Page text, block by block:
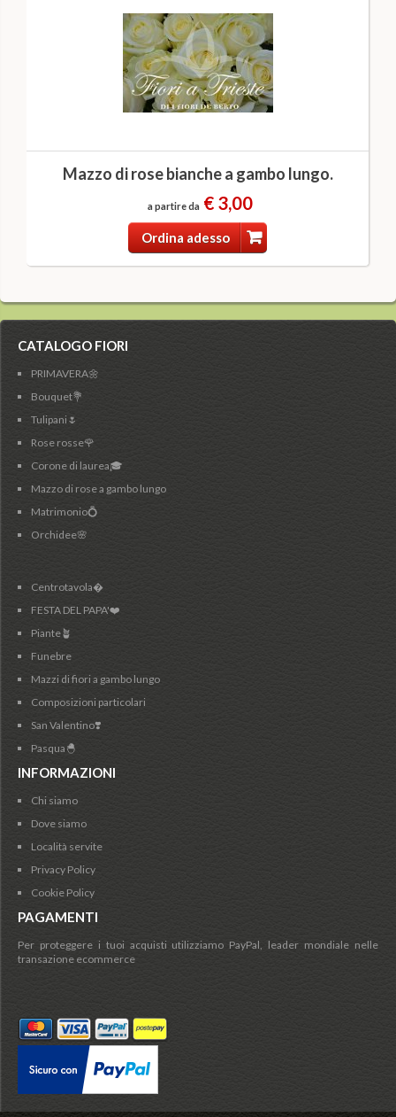
Mazzo di rose bianche a gambo lungo.
a partire da € 3,00
Ordina adesso
CATALOGO FIORI
PRIMAVERA🌼
Bouquet💐
Tulipani🌷
Rose rosse🌹
Corone di laurea🎓
Mazzo di rose a gambo lungo
Matrimonio💍
Orchidee🌸
Centrotavola�
FESTA DEL PAPA'❤️
Piante🪴
Funebre
Mazzi di fiori a gambo lungo
Composizioni particolari
San Valentino❣️
Pasqua🐣
INFORMAZIONI
Chi siamo
Dove siamo
Località servite
Privacy Policy
Cookie Policy
PAGAMENTI
Per proteggere i tuoi acquisti utilizziamo PayPal, leader mondiale nelle
transazione ecommerce